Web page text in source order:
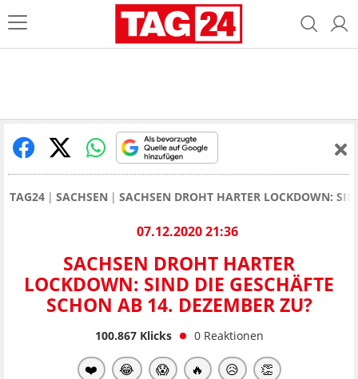
TAG24 SACHSEN SACHSEN DROHT HARTER LOCKDOWN:
07.12.2020 21:36
SACHSEN DROHT HARTER
LOCKDOWN: SIND DIE GESCHÄFTE
SCHON AB 14. DEZEMBER ZU?
100.867Klicks 0 Reaktionen
❤️ 😂 😱 🔥 😥 👏